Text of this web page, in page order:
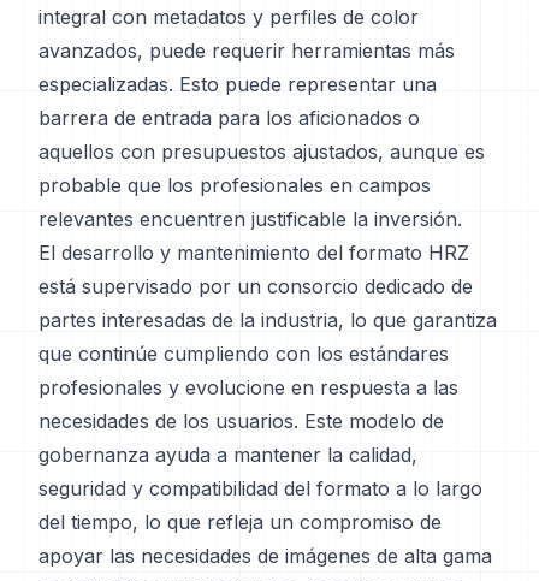
integral con metadatos y perfiles de color
avanzados, puede requerir herramientas más
especializadas. Esto puede representar una
barrera de entrada para los aficionados o
aquellos con presupuestos ajustados, aunque es
probable que los profesionales en campos
relevantes encuentren justificable la inversión.
El desarrollo y mantenimiento del formato HRZ
está supervisado por un consorcio dedicado de
partes interesadas de la industria, lo que garantiza
que continúe cumpliendo con los estándares
profesionales y evolucione en respuesta a las
necesidades de los usuarios. Este modelo de
gobernanza ayuda a mantener la calidad,
seguridad y compatibilidad del formato a lo largo
del tiempo, lo que refleja un compromiso de
apoyar las necesidades de imágenes de alta gama